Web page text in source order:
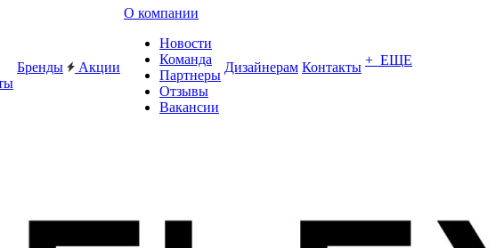
Бренды Акции
О компании
Новости
Команда
Партнеры
Отзывы
Вакансии
Дизайнерам Контакты + ЕЩЕ